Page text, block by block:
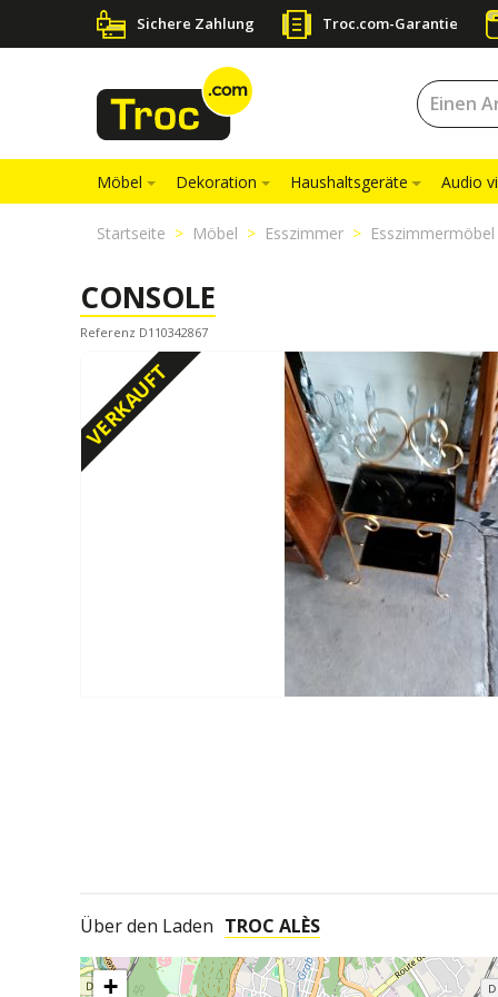
Sichere Zahlung Troc.com-Garantie
Möbel Dekoration Haushaltsgeräte Audio
Startseite Möbel Esszimmer Esszimmermöbel
CONSOLE
Referenz D110342867
VERKAUFT
Über den Laden TROC ALÈS
+